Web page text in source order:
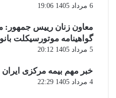
6 مرداد 1405 19:06
معاون زنان رییس جمهور:
گواهینامه موتورسیکلت
5 مرداد 1405 20:12
خبر مهم بیمه مرکزی ایران
4 مرداد 1405 22:29